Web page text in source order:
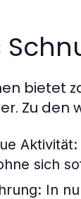
bietet
Zu den
Aktivität:
sich
In